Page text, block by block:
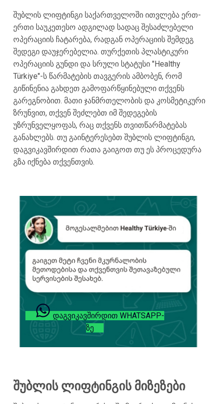
შუბლის ლიფტინგი საქართველოში ითვლება ერთ-
ერთი საუკეთესო ადგილად სადაც შესაძლებელი
ოპერაციის ჩატარება, რადგან ოპერაციის შემდეგ
შედეგი დაუჯერებელია. თურქეთის პლასტიკური
ოპერაციის გუნდი და სრული სტატუსი "Healthy
Türkiye"-ს წარმატების თავგერის ამბობენ, რომ
გიწინენია გახდეთ გამოფარწყინებული თქვენს
გარეგნობით. მათი ჯანმრთელობის და კოსმეტიკური
ზრუნვით, თქვენ შეძლებთ იმ შედეგების
უზრუნველყოფას, რაც თქვენს თვითწარმატებას
განახლებს. თუ გაინტერესებთ შუბლის ლიფტინგი,
დაგვიკავშირდით რათა გაიგოთ თუ ეს პროცედურა
გზა იქნება თქვენთვის.
ᲓᲐᲒᲕᲘᲙᲐᲕᲨᲘᲠᲓᲘᲗ WHATSAPP-
ᲖᲔ
შუბლის ლიფტინგის მიზეზები